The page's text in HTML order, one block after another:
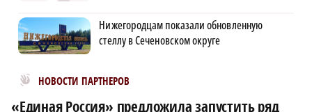
Нижегородцам показали обновленную
стеллу в Сеченовском округе
НОВОСТИ ПАРТНЕРОВ
Новости МирТесен
«Единая Россия» предложила запустить ряд